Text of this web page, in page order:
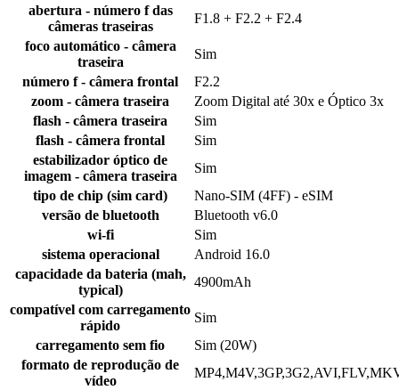
abertura - número f das
câmeras traseiras
F1.8 + F2.2 + F2.4
foco automático - câmera
traseira
Sim
número f - câmera frontal
F2.2
zoom - câmera traseira
Zoom Digital até 30x e Óptico 3x
flash - câmera traseira
Sim
flash - câmera frontal
Sim
estabilizador óptico de
imagem - câmera traseira
Sim
tipo de chip (sim card)
Nano-SIM (4FF) - eSIM
versão de bluetooth
Bluetooth v6.0
wi-fi
Sim
sistema operacional
Android 16.0
capacidade da bateria (mah,
typical)
4900mAh
compatível com carregamento
rápido
Sim
carregamento sem fio
Sim (20W)
formato de reprodução de
vídeo